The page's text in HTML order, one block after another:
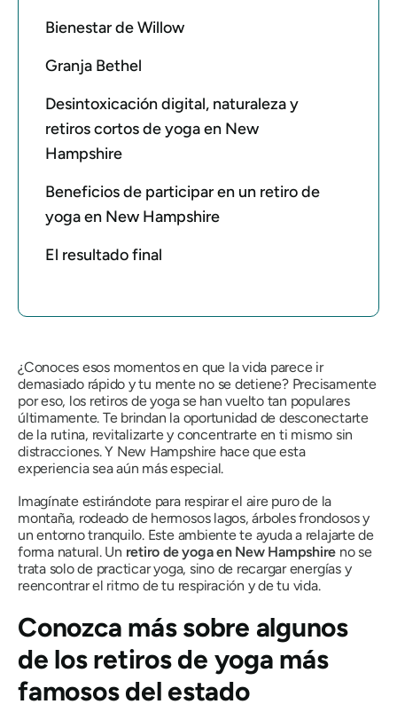
Bienestar de Willow
Granja Bethel
Desintoxicación digital, naturaleza y
retiros cortos de yoga en New
Hampshire
Beneficios de participar en un retiro de
yoga en New Hampshire
El resultado final
¿Conoces esos momentos en que la vida parece ir
demasiado rápido y tu mente no se detiene? Precisamente
por eso, los retiros de yoga se han vuelto tan populares
últimamente. Te brindan la oportunidad de desconectarte
de la rutina, revitalizarte y concentrarte en ti mismo sin
distracciones. Y New Hampshire hace que esta
experiencia sea aún más especial.
Imagínate estirándote para respirar el aire puro de la
montaña, rodeado de hermosos lagos, árboles frondosos y
un entorno tranquilo. Este ambiente te ayuda a relajarte de
forma natural. Un retiro de yoga en New Hampshire no se
trata solo de practicar yoga, sino de recargar energías y
reencontrar el ritmo de tu respiración y de tu vida.
Conozca más sobre algunos
de los retiros de yoga más
famosos del estado